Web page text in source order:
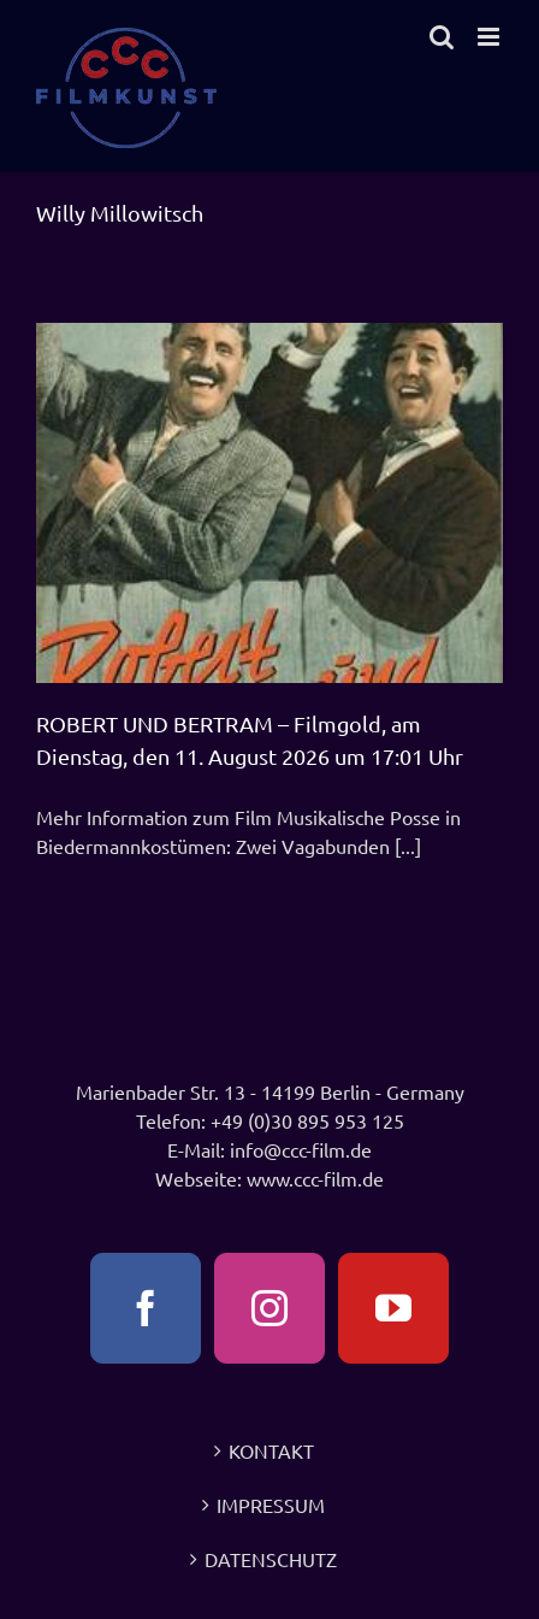
springen
Willy Millowitsch
ROBERT UND BERTRAM – Filmgold, am
Dienstag, den 11. August 2026 um 17:01 Uhr
Mehr Information zum Film Musikalische Posse in
Biedermannkostümen: Zwei Vagabunden [...]
Marienbader Str. 13 - 14199 Berlin - Germany
Telefon: +49 (0)30 895 953 125
E-Mail: info@ccc-film.de
Webseite: www.ccc-film.de
KONTAKT
IMPRESSUM
DATENSCHUTZ